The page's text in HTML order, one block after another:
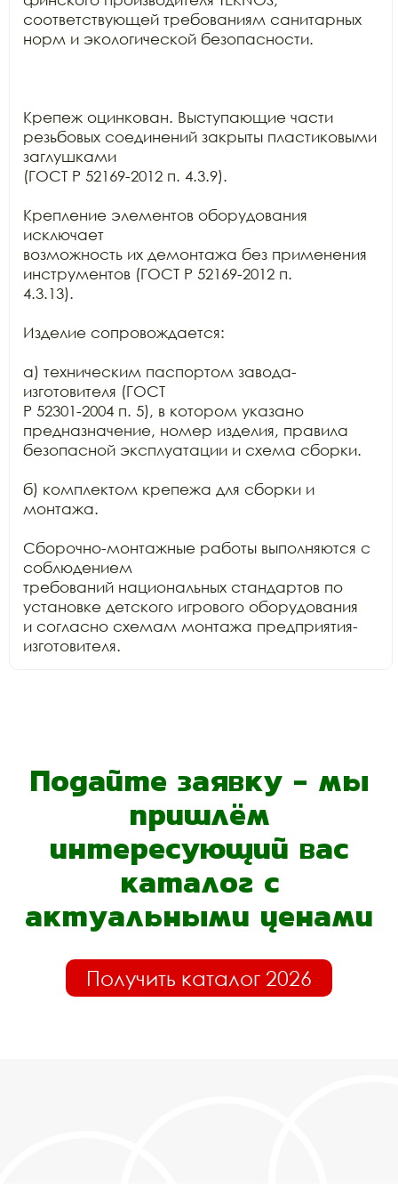
соответствующей требованиям санитарных
норм и экологической безопасности.
Крепеж оцинкован. Выступающие части
резьбовых соединений закрыты пластиковыми
заглушками
(ГОСТ Р 52169-2012 п. 4.3.9).
Крепление элементов оборудования
исключает
возможность их демонтажа без применения
инструментов (ГОСТ Р 52169-2012 п.
4.3.13).
Изделие сопровождается:
а) техническим паспортом завода-
изготовителя (ГОСТ
Р 52301-2004 п. 5), в котором указано
предназначение, номер изделия, правила
безопасной эксплуатации и схема сборки.
б) комплектом крепежа для сборки и
монтажа.
Сборочно-монтажные работы выполняются с
соблюдением
требований национальных стандартов по
установке детского игрового оборудования
и согласно схемам монтажа предприятия-
изготовителя.
Подайте заявку - мы
пришлём
интересующий вас
каталог с
актуальными ценами
Получить каталог 2026